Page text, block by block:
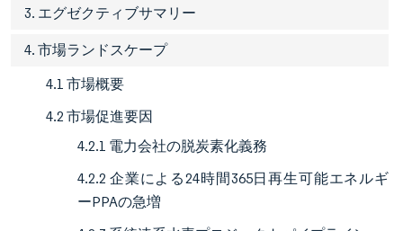
3. エグゼクティブサマリー
4. 市場ランドスケープ
4.1 市場概要
4.2 市場促進要因
4.2.1 電力会社の脱炭素化義務
4.2.2 企業による24時間365日再生可能エネルギ
ーPPAの急増